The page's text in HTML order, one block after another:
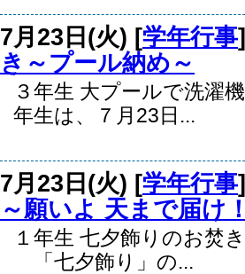
7月23日(火) [学年行事
き～プール納め～
３年生 大プールで
年生は、７月23日...
7月23日(火) [学年行事
～願いよ 天まで届け
１年生 七夕飾りのお
「七夕飾り」の...